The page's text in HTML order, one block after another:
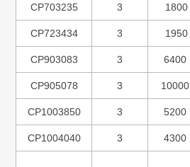
CP703235 3 1800
CP723434 3 1950
CP903083 3 6400
CP905078 3 10000
CP1003850 3 5200
CP1004040 3 4300